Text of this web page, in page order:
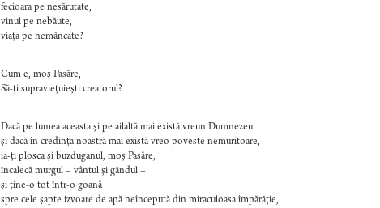
fecioara pe nesărutate,
vinul pe nebăute,
viaţa pe nemâncate?
Cum e, moş Pasăre,
Să-ţi supravieţuieşti creatorul?
Dacă pe lumea aceasta şi pe ailaltă mai există vreun Dumnezeu
şi dacă în credinţa noastră mai există vreo poveste nemuritoare,
ia-ţi plosca şi buzduganul, moş Pasăre,
încalecă murgul – vântul şi gândul –
şi ţine-o tot într-o goană
spre cele şapte izvoare de apă neîncepută din miraculoasa împărăţie,